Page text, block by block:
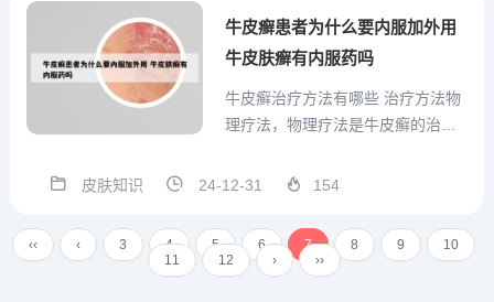
到口腔科就诊，医生可以明确诊
先...
牛皮癣患者为什么要内服加外用
牛皮肤癣有内服药吗
牛皮癣治疗方法有哪些 治疗方法物
理疗法，物理疗法是牛皮癣的治疗
化学疗法对患者进行有效的治疗。
应用的时间较短，虽然副作用较
小，但在治疗过程中对光波的波长
皮肤知识 24-12-31 154
‹‹ ‹ 3 4 5 6 7 8 9
10
11
12 › ››